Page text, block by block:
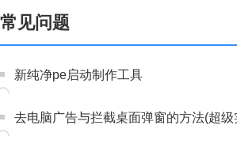
常见问题
新纯净pe启动制作工具
去电脑广告与拦截桌面弹窗的方法(超级